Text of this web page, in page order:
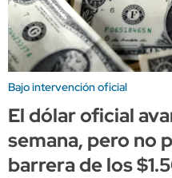
Bajo intervención oficial
El dólar oficial
semana, pero no
barrera de los